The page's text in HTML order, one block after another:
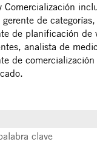
Comercialización
de
de planificación de
analista de
de